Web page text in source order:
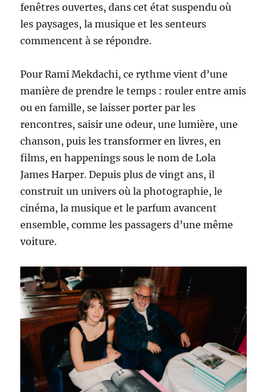
fenêtres ouvertes, dans cet état suspendu où
les paysages, la musique et les senteurs
commencent à se répondre.
Pour Rami Mekdachi, ce rythme vient d’une
manière de prendre le temps : rouler entre amis
ou en famille, se laisser porter par les
rencontres, saisir une odeur, une lumière, une
chanson, puis les transformer en livres, en
films, en happenings sous le nom de Lola
James Harper. Depuis plus de vingt ans, il
construit un univers où la photographie, le
cinéma, la musique et le parfum avancent
ensemble, comme les passagers d’une même
voiture.